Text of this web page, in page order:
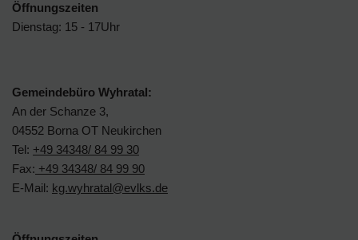
Öffnungszeiten
Dienstag: 15 - 17Uhr
Gemeindebüro Wyhratal:
An der Schanze 3,
04552 Borna OT Neukirchen
Tel: +49 34348/ 84 99 30
Fax: +49 34348/ 84 99 90
E-Mail: kg.wyhratal@evlks.de